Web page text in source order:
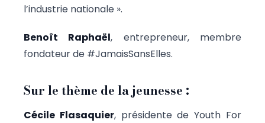
l’industrie nationale ».
Benoît Raphaël, entrepreneur, membre
fondateur de #JamaisSansElles.
Sur le thème de la jeunesse :
Cécile Flasaquier, présidente de Youth For